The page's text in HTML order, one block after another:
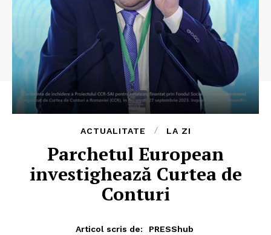
ACTUALITATE LA ZI
Parchetul European
investighează Curtea de
Conturi
Articol scris de:
PRESShub